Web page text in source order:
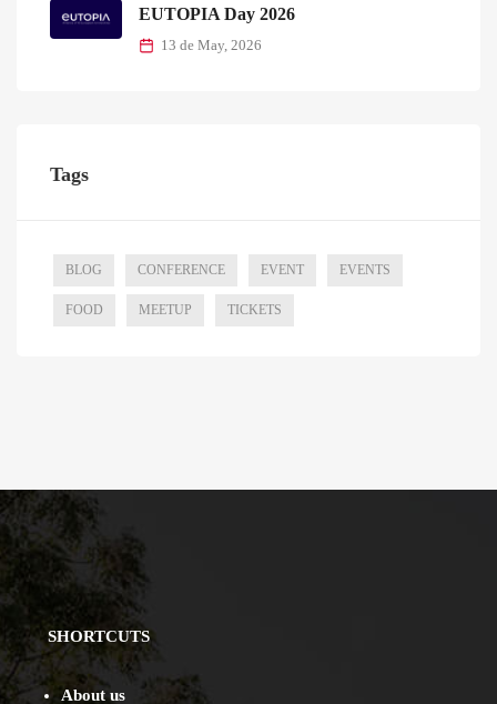
EUTOPIA Day 2026
13 de May, 2026
Tags
BLOG CONFERENCE EVENT EVENTS
FOOD MEETUP TICKETS
SHORTCUTS
About us